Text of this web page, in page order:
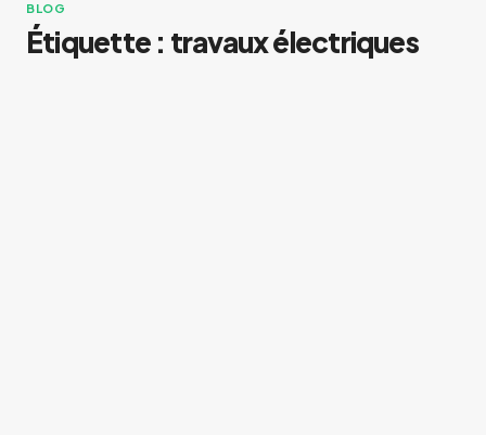
BLOG
Étiquette : travaux électriques